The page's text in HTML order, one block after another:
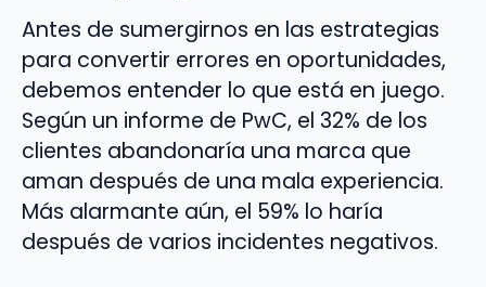
Antes de sumergirnos en las estrategias
para convertir errores en oportunidades,
debemos entender lo que está en juego.
Según un informe de PwC, el 32% de los
clientes abandonaría una marca que
aman después de una mala experiencia.
Más alarmante aún, el 59% lo haría
después de varios incidentes negativos.